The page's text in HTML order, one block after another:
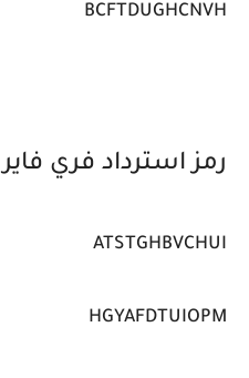
BCFTDUGHCNVH
رمز استرداد فري فاير
ATSTGHBVCHUI
HGYAFDTUIOPM